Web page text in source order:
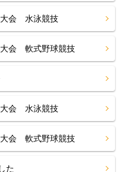
大会 水泳競技
大会 軟式野球競技
大会 水泳競技
大会 軟式野球競技
た